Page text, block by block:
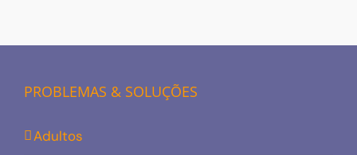
PROBLEMAS & SOLUÇÕES
Adultos